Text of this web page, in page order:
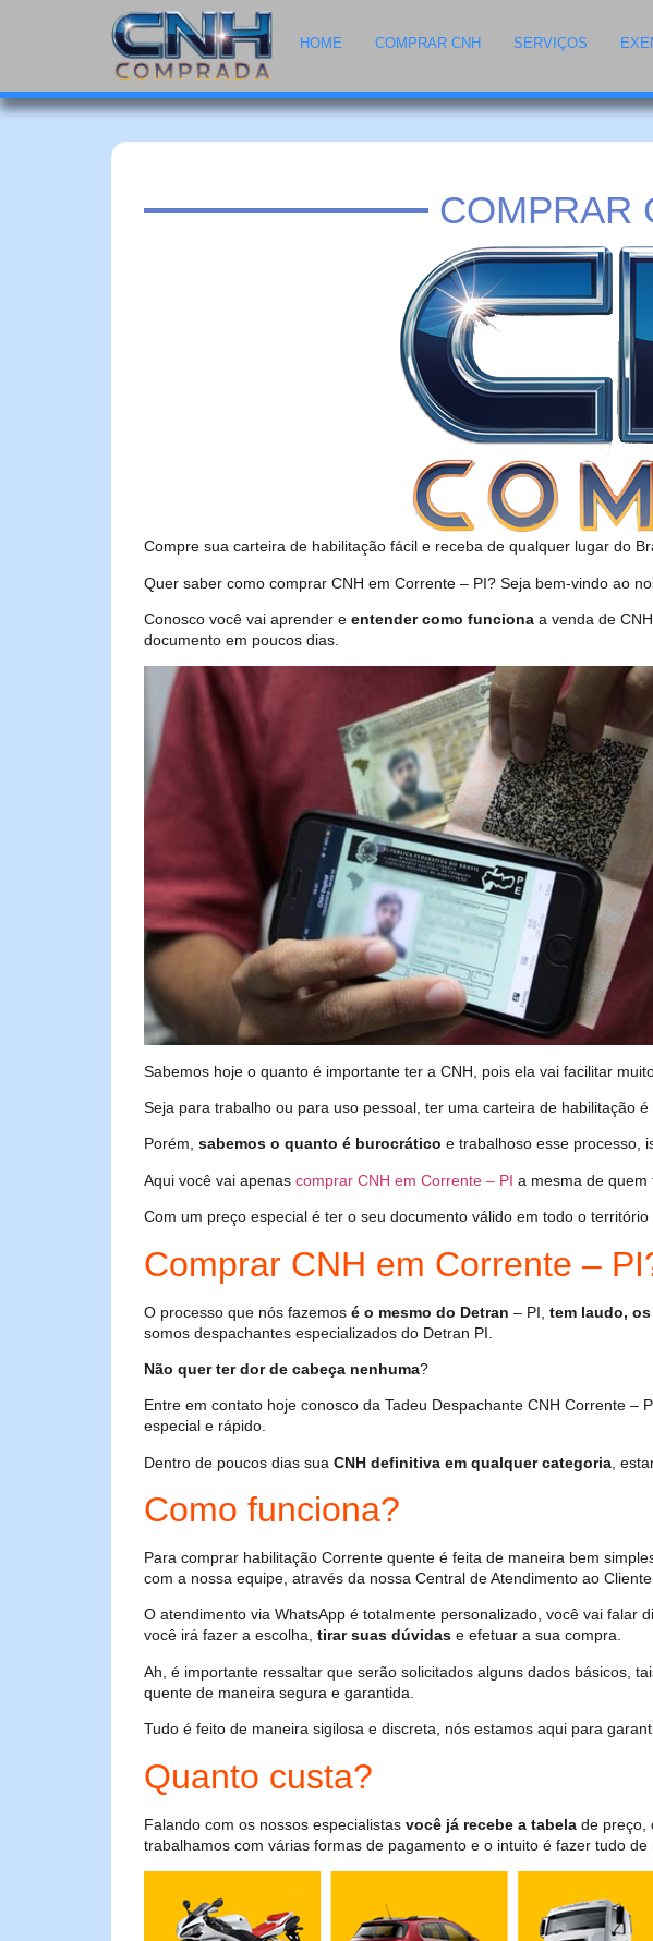
HOME COMPRAR CNH SERVIÇOS
COMPRAR
Compre sua carteira de habilitação fácil e receba de qualquer lugar do
Quer saber como comprar CNH em Corrente – PI? Seja bem-vindo ao
Conosco você vai aprender e entender como funciona a venda de
documento em poucos dias.
Sabemos hoje o quanto é importante ter a CNH, pois ela vai facilitar
Seja para trabalho ou para uso pessoal, ter uma carteira de habilitação é
Porém, sabemos o quanto é burocrático e trabalhoso esse processo,
Aqui você vai apenas comprar CNH em Corrente – PI a mesma de quem
Com um preço especial é ter o seu documento válido em todo o território
Comprar CNH em Corrente –
O processo que nós fazemos é o mesmo do Detran – PI, tem laudo,
somos despachantes especializados do Detran PI.
Não quer ter dor de cabeça nenhuma?
Entre em contato hoje conosco da Tadeu Despachante CNH Corrente
especial e rápido.
Dentro de poucos dias sua CNH definitiva em qualquer categoria ,
Como funciona?
Para comprar habilitação Corrente quente é feita de maneira bem
com a nossa equipe, através da nossa Central de Atendimento ao
O atendimento via WhatsApp é totalmente personalizado, você vai falar
você irá fazer a escolha, tirar suas dúvidas e efetuar a sua compra.
Ah, é importante ressaltar que serão solicitados alguns dados básicos,
quente de maneira segura e garantida.
Tudo é feito de maneira sigilosa e discreta, nós estamos aqui para
Quanto custa?
Falando com os nossos especialistas você já recebe a tabela de preço,
trabalhamos com várias formas de pagamento e o intuito é fazer tudo